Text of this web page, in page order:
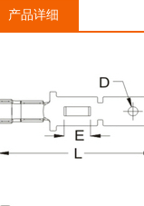
产品详细